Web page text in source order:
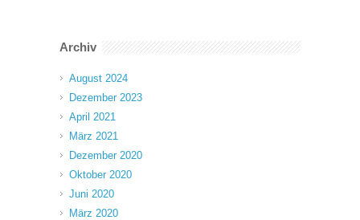
Archiv
August 2024
Dezember 2023
April 2021
März 2021
Dezember 2020
Oktober 2020
Juni 2020
März 2020